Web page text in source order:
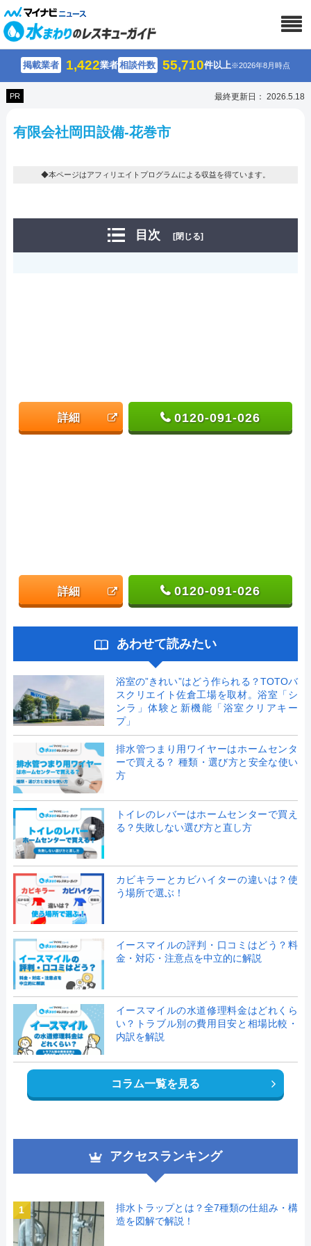
掲載業者 1,422業者相談件数 55,710件以上※2026年8月時点
PR 最終更新日： 2026.5.18
有限会社岡田設備-花巻市
◆本ページはアフィリエイトプログラムによる収益を得ています。
目次 [閉じる]
詳細 0120-091-026
詳細 0120-091-026
あわせて読みたい
浴室の”きれい”はどう作られる？TOTOバ
スクリエイト佐倉工場を取材。浴室「シ
ンラ」体験と新機能「浴室クリアキー
プ」
排水管つまり用ワイヤーはホームセンタ
ーで買える？ 種類・選び方と安全な使い
方
トイレのレバーはホームセンターで買え
る？失敗しない選び方と直し方
カビキラーとカビハイターの違いは？使
う場所で選ぶ！
イースマイルの評判・口コミはどう？料
金・対応・注意点を中立的に解説
イースマイルの水道修理料金はどれくら
い？トラブル別の費用目安と相場比較・
内訳を解説
コラム一覧を見る
アクセスランキング
1
排水トラップとは？全7種類の仕組み・構
造を図解で解説！